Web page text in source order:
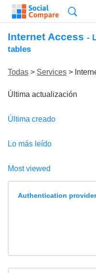
Internet Access -
tables
Todas > Services >
Última actualización
Última creado
Lo más leído
Most viewed
Authentication